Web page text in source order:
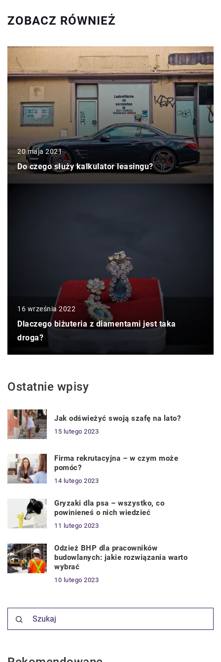
ZOBACZ RÓWNIEŻ
20 maja 2021
Do czego służy kalkulator leasingu?
16 września 2022
Dlaczego biżuteria z diamentami jest taka
droga?
Ostatnie wpisy
Jak odświeżyć swoją szafę na lato?
15 lutego 2023
Firma rekrutacyjna – w czym może
pomóc?
14 lutego 2023
Gryzaki dla psa – wszystko, co
powinieneś o nich wiedzieć
11 lutego 2023
Odzież BHP dla pracowników
budowlanych: jakie rozwiązania warto
wybrać
10 lutego 2023